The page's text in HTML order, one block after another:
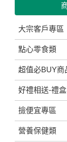
大宗客戶專區
點心零食類
超值必BUY商
好禮相送-禮
撿便宜專區
營養保健類